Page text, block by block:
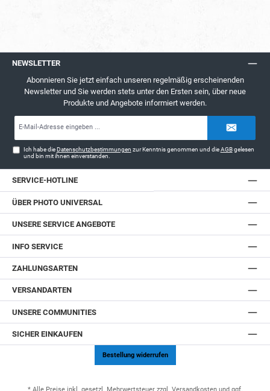
NEWSLETTER
Abonnieren Sie jetzt einfach unseren regelmäßig erscheinenden
Newsletter und Sie werden stets unter den Ersten sein, über neue
Produkte und Angebote informiert werden.
Ich habe dieDatenschutzbestimmungen zur Kenntnis genommen und dieAGBgelesen
und bin mit ihnen einverstanden.
SERVICE-HOTLINE
ÜBER PHOTO UNIVERSAL
UNSERE SERVICE ANGEBOTE
INFO SERVICE
ZAHLUNGSARTEN
VERSANDARTEN
UNSERE COMMUNITIES
SICHER EINKAUFEN
Bestellung widerrufen